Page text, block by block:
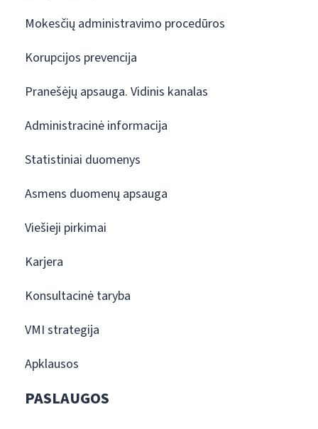
Mokesčių administravimo procedūros
Korupcijos prevencija
Pranešėjų apsauga. Vidinis kanalas
Administracinė informacija
Statistiniai duomenys
Asmens duomenų apsauga
Viešieji pirkimai
Karjera
Konsultacinė taryba
VMI strategija
Apklausos
PASLAUGOS